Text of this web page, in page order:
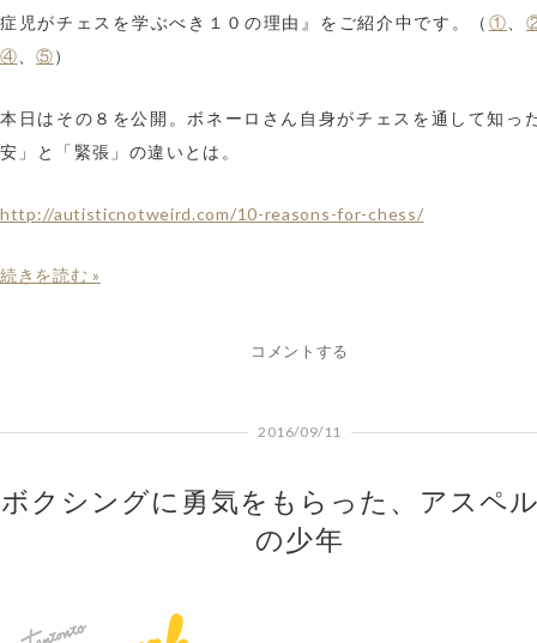
症児がチェスを学ぶべき１０の理由』をご紹介中です。（①
④ 、⑤）
本日はその８を公開。ボネーロさん自身がチェスを通して知っ
安」と「緊張」の違いとは。
http://autisticnotweird.com/10-reasons-for-chess/
続きを読む »
コメントする
2016/09/11
ボクシングに勇気をもらった、アスペ
の少年